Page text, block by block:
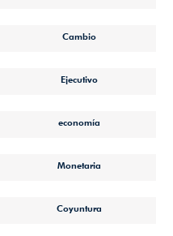
Cambio
Ejecutivo
economía
Monetaria
Coyuntura